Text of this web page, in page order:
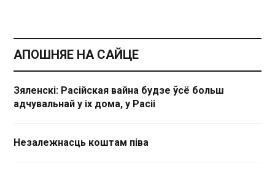
АПОШНЯЕ НА САЙЦЕ
Зяленскі: Расійская вайна будзе ўсё больш
адчувальнай у іх дома, у Расіі
Незалежнасць коштам піва